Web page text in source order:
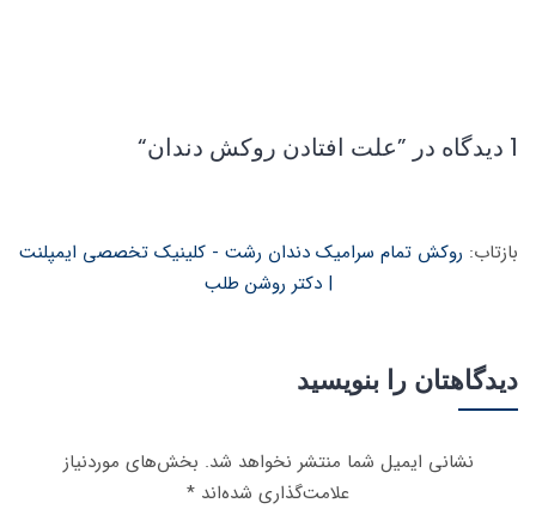
1 دیدگاه در ” علت افتادن روکش دندان“
بازتاب: روکش تمام سرامیک دندان رشت - کلینیک تخصصی ایمپلنت
| دکتر روشن طلب
دیدگاهتان را بنویسید
نشانی ایمیل شما منتشر نخواهد شد. بخش‌های موردنیاز
علامت‌گذاری شده‌اند *